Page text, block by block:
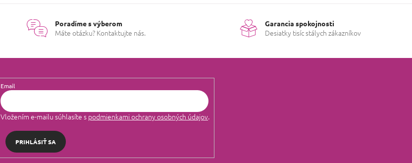
Poradíme s výberom
Máte otázku? Kontaktujte nás.
Garancia spokojnosti
Desiatky tisíc stálych zákazníkov
Email
Vložením e-mailu súhlasíte s podmienkami ochrany osobných údajov.
PRIHLÁSIŤ SA